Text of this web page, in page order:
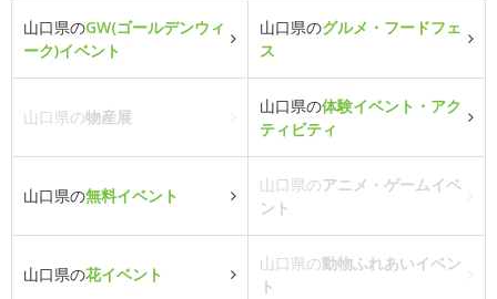
山口県のGW(ゴールデンウィ
ーク)イベント
山口県のグルメ・フードフェ
ス
山口県の物産展
山口県の体験イベント・アク
ティビティ
山口県の無料イベント
山口県のアニメ・ゲームイベ
ント
山口県の花イベント
山口県の動物ふれあいイベン
ト